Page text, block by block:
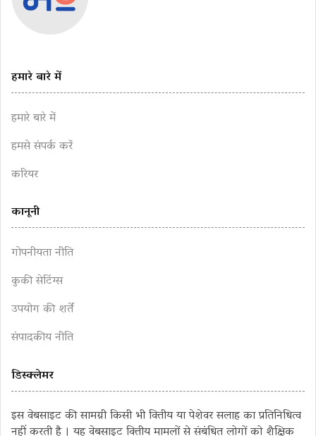
हमारे बारे में
हमारे बारे में
हमसे संपर्क करें
करियर
कानूनी
गोपनीयता नीति
कुकी सेटिंग्स
उपयोग की शर्तें
संपादकीय नीति
डिस्क्लेमर
इस वेबसाइट की सामग्री किसी भी वित्तीय या पेशेवर सलाह का प्रतिनिधित्व